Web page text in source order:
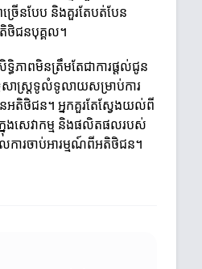
រើនបែប និងគួរតែបត់បែន
ជនបុគ្គល។
ធិភាពមិនត្រឹមតែជាការផ្តល់ជូន
សាស្ត្រទូលំទូលាយសម្រាប់ការ
នអតិថិជន។ អ្នកគួរតែស្វែងយល់ពី
សេវាកម្ម និងផលិតផលរបស់
ការចាប់អារម្មណ៍ពីអតិថិជន។